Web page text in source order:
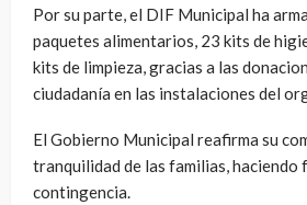
Por su parte, el DIF Municipal ha
paquetes alimentarios, 23 kits de
kits de limpieza, gracias a las
ciudadanía en las instalaciones del
El Gobierno Municipal reafirma su
tranquilidad de las familias, haciendo
contingencia.